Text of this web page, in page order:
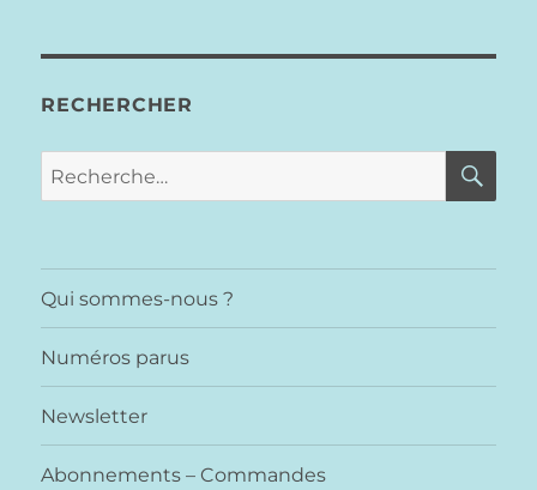
RECHERCHER
Recherche
pour :
Qui sommes-nous ?
Numéros parus
Newsletter
Abonnements – Commandes